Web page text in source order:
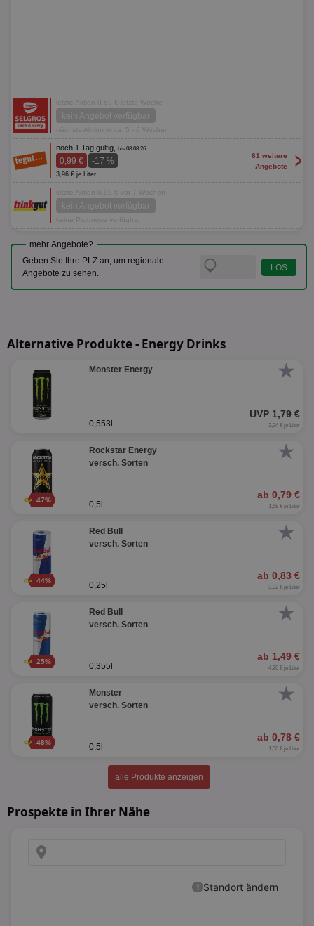
letzte Aktion 0,89 € letzte Woche
kein Angebot verfügbar
nächste Aktion in ca. 5 - 6 Wochen
noch 1 Tag gültig, bis 08.08.26
0,99 € -17 %
3,96 € je Liter
61 weitere
Angebote
>
letzte Aktion 0,99 € vor 7 Wochen
kein Angebot verfügbar
keine Prognose verfügbar
mehr Angebote?
Geben Sie Ihre PLZ an, um regionale
Angebote zu sehen.
Alternative Produkte - Energy Drinks
★
Monster Energy
UVP 1,79 €
0,553l 3,24 € je Liter
★
47%
Rockstar Energy
versch. Sorten
ab 0,79 €
0,5l 1,58 € je Liter
★
44%
Red Bull
versch. Sorten
ab 0,83 €
0,25l 3,32 € je Liter
★
25%
Red Bull
versch. Sorten
ab 1,49 €
0,355l 4,20 € je Liter
★
48%
Monster
versch. Sorten
ab 0,78 €
0,5l 1,56 € je Liter
alle Produkte anzeigen
Prospekte in Ihrer Nähe